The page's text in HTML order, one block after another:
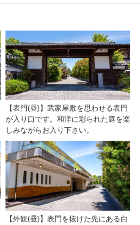
【表門(昼)】武家屋敷を思わせる表門
が入り口です。和洋に彩られた庭を楽
しみながらお入り下さい。
【外観(昼)】表門を抜けた先にある白